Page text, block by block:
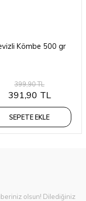
Kömbe 500 gr
399,90 TL
391,90 TL
SEPETE EKLE
olsun! Dilediğiniz